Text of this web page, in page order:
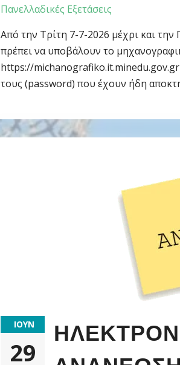
Πανελλαδικές Εξετάσεις
Από την Τρίτη 7-7-2026 μέχρι και
πρέπει να υποβάλουν το
https://
τους (password) που έχουν ήδη
ΙΟΎΝ
29